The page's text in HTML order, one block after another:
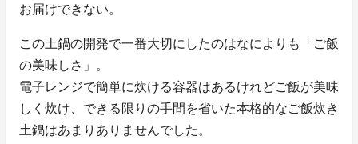
お届けできない。
この土鍋の開発で一番大切にしたのはなによりも「ご飯
の美味しさ」。
電子レンジで簡単に炊ける容器はあるけれどご飯が美味
しく炊け、できる限りの手間を省いた本格的なご飯炊き
土鍋はあまりありませんでした。